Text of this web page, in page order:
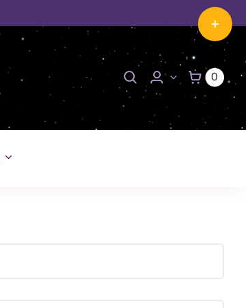
0
Toggle
Sliding
Bar
Area